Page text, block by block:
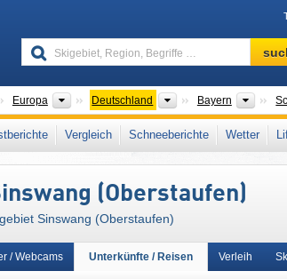
…
suchen
Europa Kontinente
Deutschland LänderBayern
liegt auch in: 3TälerPass Bayerisches Alpenvorland
Mitteleuropa Europäische Union
Vergleich Schneeberichte Wetter
(Oberstaufen)
Sinswang (Oberstaufen)
/ Webcams Unterkünfte / Reisen Verleih